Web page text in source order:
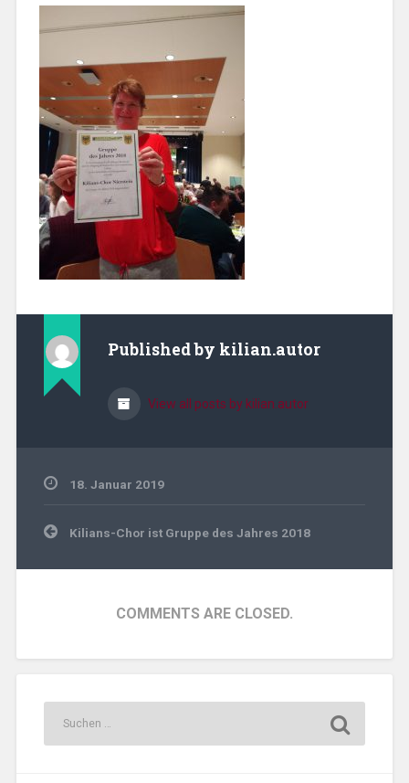
Published by kilian.autor
View all posts by kilian.autor
18. Januar 2019
Beitragsnavigation
Kilians-Chor ist Gruppe des Jahres 2018
COMMENTS ARE CLOSED.